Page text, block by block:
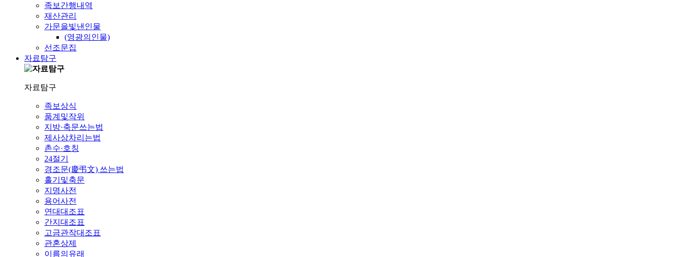
족보간행내역
재산관리
가문을빛낸인물
(영광의인물)
선조문집
자료탐구
자료탐구
족보상식
품계및작위
지방·축문쓰는법
제사상차리는법
촌수·호칭
24절기
경조문(慶弔文) 쓰는법
홀기및축문
지명사전
용어사전
연대대조표
간지대조표
고금관작대조표
관혼상제
이름의유래